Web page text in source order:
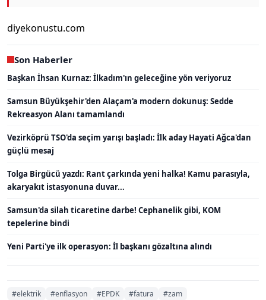
diyekonustu.com
Son Haberler
Başkan İhsan Kurnaz: İlkadım'ın geleceğine yön veriyoruz
Samsun Büyükşehir'den Alaçam'a modern dokunuş: Sedde
Rekreasyon Alanı tamamlandı
Vezirköprü TSO'da seçim yarışı başladı: İlk aday Hayati Ağca'dan
güçlü mesaj
Tolga Birgücü yazdı: Rant çarkında yeni halka! Kamu parasıyla,
akaryakıt istasyonuna duvar...
Samsun'da silah ticaretine darbe! Cephanelik gibi, KOM
tepelerine bindi
Yeni Parti'ye ilk operasyon: İl başkanı gözaltına alındı
#elektrik #enflasyon #EPDK #fatura #zam